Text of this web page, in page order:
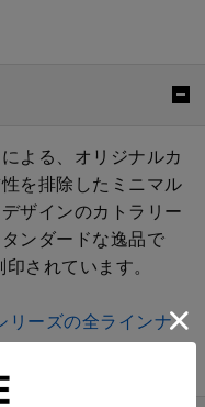
よる、オリジナルカ
を排除したミニマル
ザインのカトラリー
ンダードな逸品で
されています。
ーズの全ラインナ